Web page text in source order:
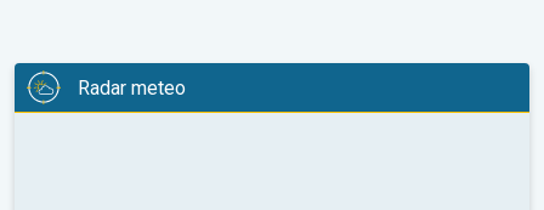
Radar meteo